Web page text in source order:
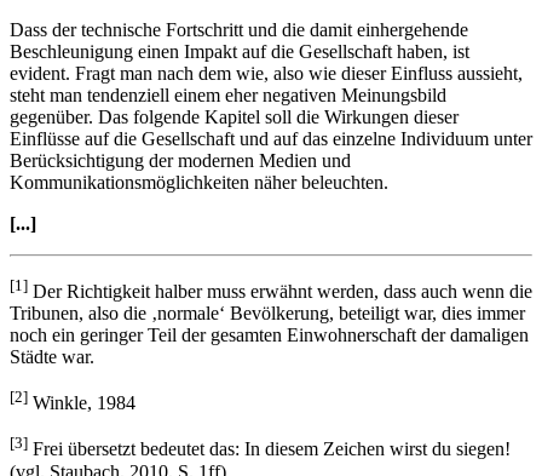
Thadden, 2011).
Dass der technische Fortschritt und die damit einhergehende
Beschleunigung einen Impakt auf die Gesellschaft haben, ist
evident. Fragt man nach dem wie, also wie dieser Einfluss aussieht,
steht man tendenziell einem eher negativen Meinungsbild
gegenüber. Das folgende Kapitel soll die Wirkungen dieser
Einflüsse auf die Gesellschaft und auf das einzelne Individuum unter
Kommunikationsmöglichkeiten näher beleuchten.
[1]Der Richtigkeit halber muss erwähnt werden, dass auch wenn die
Tribunen, also die ‚normale‘ Bevölkerung, beteiligt war, dies immer
Städte war.
[2] Winkle, 1984